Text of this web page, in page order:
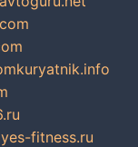
kuryatnik.info
yes-fitness.ru